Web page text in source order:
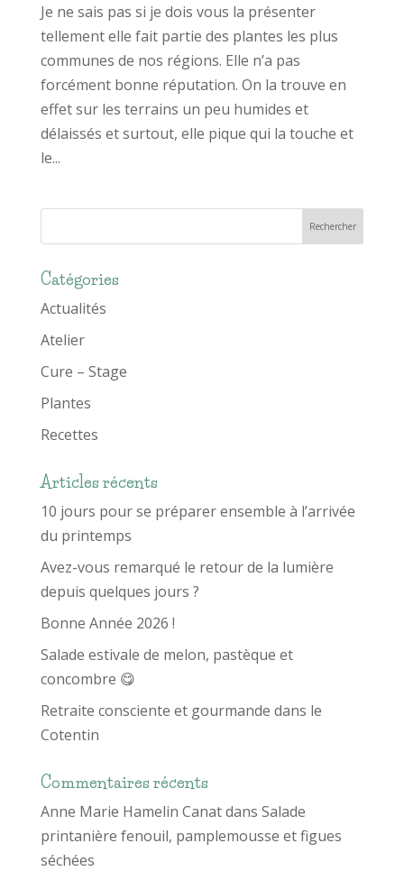
Je ne sais pas si je dois vous la présenter
tellement elle fait partie des plantes les plus
communes de nos régions. Elle n’a pas
forcément bonne réputation. On la trouve en
effet sur les terrains un peu humides et
délaissés et surtout, elle pique qui la touche et
le...
Catégories
Actualités
Atelier
Cure – Stage
Plantes
Recettes
Articles récents
10 jours pour se préparer ensemble à l’arrivée
du printemps
Avez-vous remarqué le retour de la lumière
depuis quelques jours ?
Bonne Année 2026 !
Salade estivale de melon, pastèque et
concombre 😋
Retraite consciente et gourmande dans le
Cotentin
Commentaires récents
Anne Marie Hamelin Canatdans Salade
printanière fenouil, pamplemousse et figues
séchées